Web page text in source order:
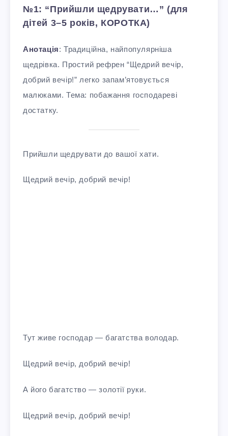
№1: “Прийшли щедрувати…” (для
дітей 3–5 років, КОРОТКА)
Анотація: Традиційна, найпопулярніша
щедрівка. Простий рефрен “Щедрий вечір,
добрий вечір!” легко запам’ятовується
малюками. Тема: побажання господареві
достатку.
Прийшли щедрувати до вашої хати.
Щедрий вечiр, добрий вечiр!
Тут живе господар — багатства володар.
Щедрий вечiр, добрий вечiр!
А його багатство — золотiї руки.
Щедрий вечiр, добрий вечiр!